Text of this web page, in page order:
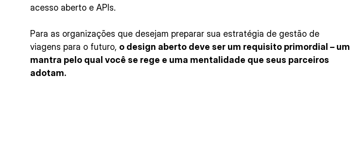
acesso aberto e APIs.
Para as organizações que desejam preparar sua estratégia de gestão de
viagens para o futuro, o design aberto deve ser um requisito primordial – um
mantra pelo qual você se rege e uma mentalidade que seus parceiros
adotam.